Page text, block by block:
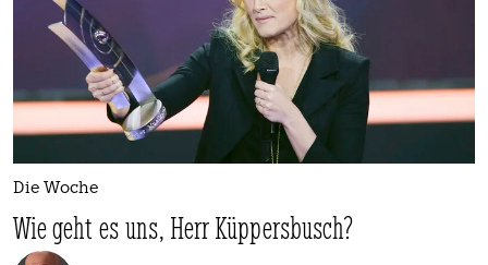
Die Woche
Wie geht es uns, Herr Küppersbusch?